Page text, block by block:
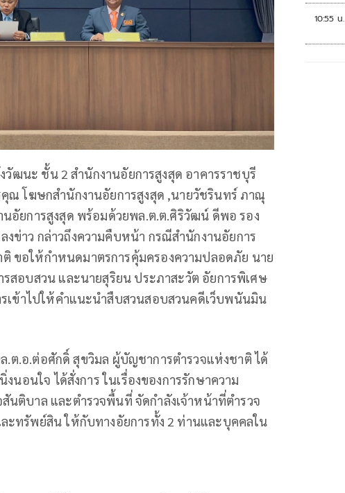
วัฒนะ ชั้น 2 สำนักงานอัยการสูงสุด อาคารราชบุรี
ณ โฆษกสำนักงานอัยการสูงสุด ,นายวัชรินทร์ ภาณุ
อัยการสูงสุด พร้อมด้วยพล.ต.ต.ศิริวัฒน์ ดีพอ รอง
งข่าว กล่าวถึงความคืบหน้า กรณีสำนักงานอัยการ
ขอให้กำหนดมาตรการคุ้มครองความปลอดภัย นาย
สอบสวน และนายสุริยน ประภาสะวัต อัยการพิเศษ
เข้าไปให้คำแนะนำสืบสวนสอบสวนคดีเว็บพนันมิน
.ต.อ.ต่อศักดิ์ สุขวิมล ผู้บัญชาการตำรวจแห่งชาติ ได้
นอนใจ ได้สั่งการ ในเรื่องของการรักษาความ
นติบาล และตำรวจพื้นที่ จัดกำลังเจ้าหน้าที่ตำรวจ
ะทรัพย์สิน ให้กับทางอัยการทั้ง 2 ท่านและบุคคลใน
10:55 น.